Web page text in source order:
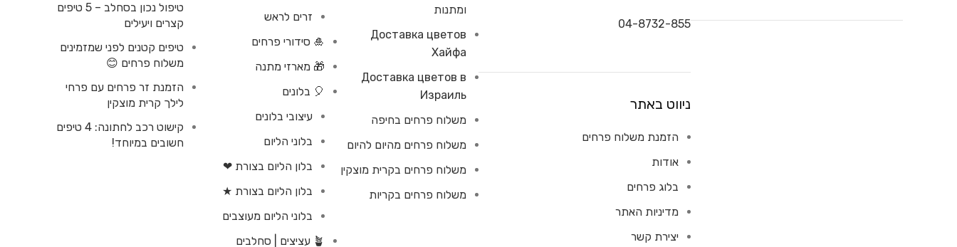
04-8732-855
ניווט באתר
הזמנת משלוח פרחים
אודות
בלוג פרחים
מדיניות האתר
יצירת קשר
ומתנות
Доставка цветов
Хайфа
Доставка цветов в
Израиль
משלוח פרחים בחיפה
משלוח פרחים מהיום להיום
משלוח פרחים בקרית מוצקין
משלוח פרחים בקריות
זרים לראש
🎍 סידורי פרחים
🎁 מארזי מתנה
🎈 בלונים
עיצובי בלונים
בלוני הליום
בלון הליום בצורת ❤
בלון הליום בצורת ★
בלוני הליום מעוצבים
🪴 עציצים | סחלבים
טיפול נכון בסחלב – 5 טיפים
קצרים ויעילים
טיפים קטנים לפני שמזמינים
משלוח פרחים 😊
הזמנת זר פרחים עם פרחי
לילך קרית מוצקין
קישוט רכב לחתונה: 4 טיפים
חשובים במיוחד!